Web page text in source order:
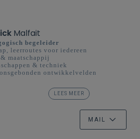
Malfait
begeleider
leerroutes voor iedereen
& maatschappij
& techniek
ontwikkelvelden
LEES MEER
MAIL